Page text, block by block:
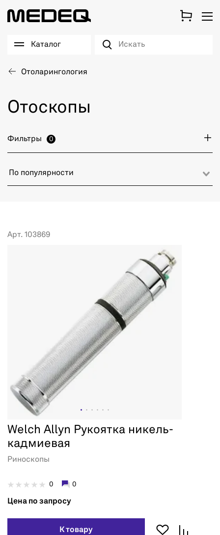
Каталог
Отоларингология
Отоскопы
Фильтры 0
По популярности
Арт. 103869
Welch Allyn Рукоятка никель-
кадмиевая
Риноскопы
0 0
Цена по запросу
К товару